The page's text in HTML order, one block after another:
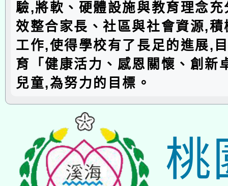
驗,將軟、硬體設施與教育理念
效整合家長、社區與社會資源,
工作,使得學校有了長足的進展,
育「健康活力、感恩關懷、創新
兒童,為努力的目標。
桃